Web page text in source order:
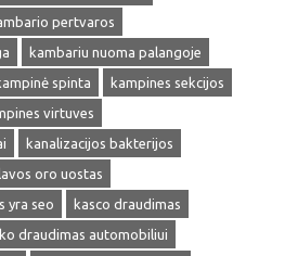
pertvaros
kambariu nuoma palangoje
spinta
kampines sekcijos
virtuves
kanalizacijos bakterijos
oro uostas
yra seo
kasco draudimas
draudimas automobiliui